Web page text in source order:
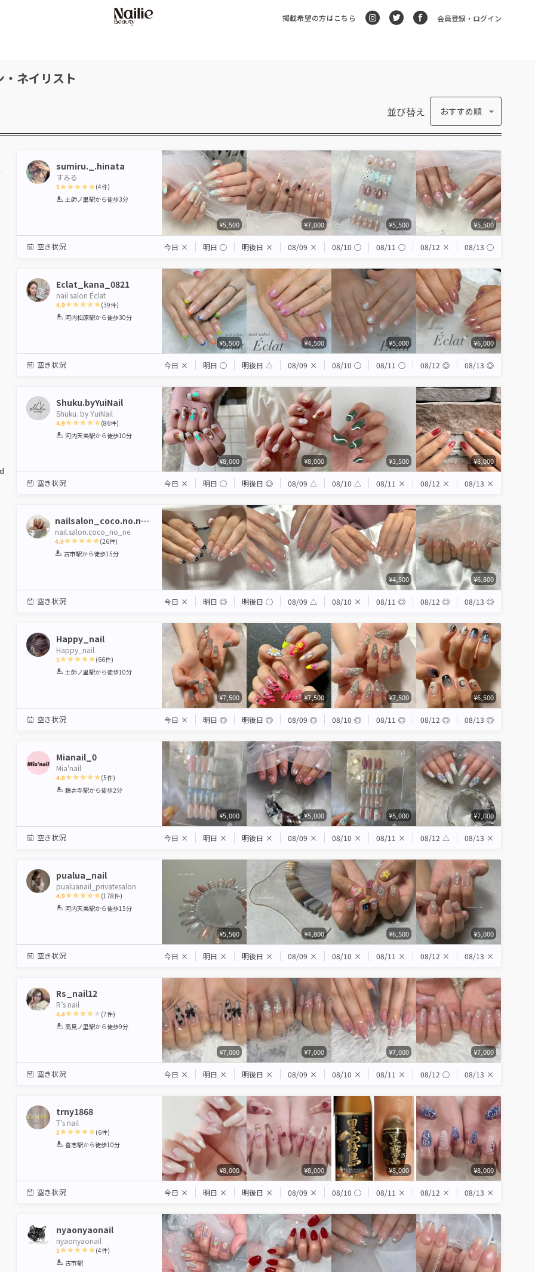
掲載希望の方はこちら 会員登録・ログイン
ネイリスト
並び替え おすすめ順
sumiru._.hinata
すみる
5
1 2 3 4 5
(4件)
土師ノ里駅から徒歩3分
¥5,500 ¥7,000 ¥5,500 ¥5,500
空き状況 今日 × 明日 ◯ 明後日 × 08/09 × 08/10 ◯ 08/11 ◯ 08/12 × 08/13 ◯
Eclat_kana_0821
nail salon Éclat
4.9
1 2 3 4 5
(39件)
河内松原駅から徒歩30分
¥5,500 ¥4,500 ¥5,000 ¥6,000
空き状況 今日 × 明日 ◯ 明後日 △ 08/09 × 08/10 ◯ 08/11 ◯ 08/12 ◎ 08/13 ◎
Shuku.byYuiNail
Shuku. by YuiNail
4.9
1 2 3 4 5
(86件)
河内天美駅から徒歩10分
¥8,000 ¥8,000 ¥3,500 ¥8,000
空き状況 今日 × 明日 ◯ 明後日 ◎ 08/09 △ 08/10 △ 08/11 × 08/12 × 08/13 ×
nailsalon_coco.no.ne_
nail.salon.coco_no_ne
4.9
1 2 3 4 5
(26件)
古市駅から徒歩15分
¥4,500 ¥6,800
空き状況 今日 × 明日 ◎ 明後日 ◯ 08/09 △ 08/10 × 08/11 ◎ 08/12 ◎ 08/13 ◎
Happy_nail
Happy_nail
5
1 2 3 4 5
(66件)
土師ノ里駅から徒歩10分
¥7,500 ¥7,500 ¥7,500 ¥6,500
空き状況 今日 × 明日 ◎ 明後日 ◎ 08/09 ◎ 08/10 ◎ 08/11 ◎ 08/12 ◎ 08/13 ◎
Mianail_0
Mia'nail
4.8
1 2 3 4 5
(5件)
藤井寺駅から徒歩2分
¥5,000 ¥5,000 ¥5,000 ¥7,000
空き状況 今日 × 明日 × 明後日 × 08/09 × 08/10 × 08/11 × 08/12 △ 08/13 ×
pualua_nail
pualuanail_privatesalon
4.9
1 2 3 4 5
(178件)
河内天美駅から徒歩15分
¥5,500 ¥4,800 ¥6,500 ¥5,000
空き状況 今日 × 明日 × 明後日 × 08/09 × 08/10 × 08/11 × 08/12 × 08/13 ×
Rs_nail12
R’s nail
4.4
1 2 3 4 5
(7件)
高見ノ里駅から徒歩9分
¥7,000 ¥7,000 ¥7,000 ¥7,000
空き状況 今日 × 明日 × 明後日 × 08/09 × 08/10 × 08/11 × 08/12 ◯ 08/13 ×
trny1868
T's nail
5
1 2 3 4 5
(6件)
喜志駅から徒歩10分
¥8,000 ¥8,000 ¥8,000 ¥8,000
空き状況 今日 × 明日 × 明後日 × 08/09 × 08/10 ◯ 08/11 × 08/12 × 08/13 ×
nyaonyaonail
nyaonyaonail
5
1 2 3 4
(4件)
古市駅